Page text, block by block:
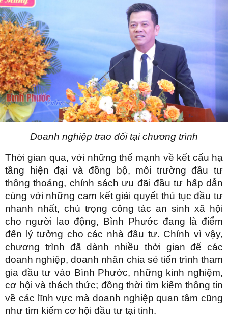
Doanh nghiệp trao đổi tại chương trình
Thời gian qua, với những thế mạnh về kết cấu hạ
tầng hiện đại và đồng bộ, môi trường đầu tư
thông thoáng, chính sách ưu đãi đầu tư hấp dẫn
cùng với những cam kết giải quyết thủ tục đầu tư
nhanh nhất, chú trọng công tác an sinh xã hội
cho người lao động, Bình Phước đang là điểm
đến lý tưởng cho các nhà đầu tư. Chính vì vậy,
chương trình đã dành nhiều thời gian để các
doanh nghiệp, doanh nhân chia sẻ tiến trình tham
gia đầu tư vào Bình Phước, những kinh nghiệm,
cơ hội và thách thức; đồng thời tìm kiếm thông tin
về các lĩnh vực mà doanh nghiệp quan tâm cũng
như tìm kiếm cơ hội đầu tư tại tỉnh.